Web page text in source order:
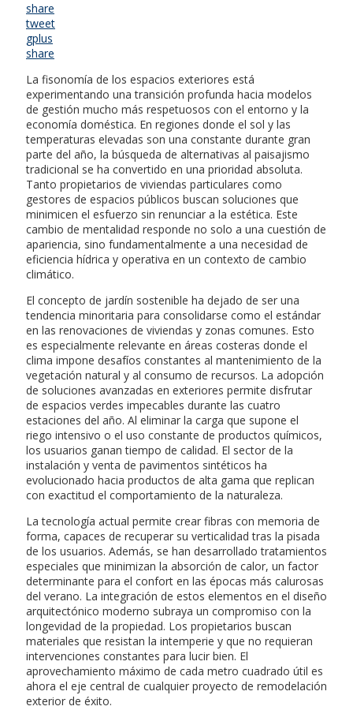
share
tweet
gplus
share
La fisonomía de los espacios exteriores está
experimentando una transición profunda hacia modelos
de gestión mucho más respetuosos con el entorno y la
economía doméstica. En regiones donde el sol y las
temperaturas elevadas son una constante durante gran
parte del año, la búsqueda de alternativas al paisajismo
tradicional se ha convertido en una prioridad absoluta.
Tanto propietarios de viviendas particulares como
gestores de espacios públicos buscan soluciones que
minimicen el esfuerzo sin renunciar a la estética. Este
cambio de mentalidad responde no solo a una cuestión de
apariencia, sino fundamentalmente a una necesidad de
eficiencia hídrica y operativa en un contexto de cambio
climático.
El concepto de jardín sostenible ha dejado de ser una
tendencia minoritaria para consolidarse como el estándar
en las renovaciones de viviendas y zonas comunes. Esto
es especialmente relevante en áreas costeras donde el
clima impone desafíos constantes al mantenimiento de la
vegetación natural y al consumo de recursos. La adopción
de soluciones avanzadas en exteriores permite disfrutar
de espacios verdes impecables durante las cuatro
estaciones del año. Al eliminar la carga que supone el
riego intensivo o el uso constante de productos químicos,
los usuarios ganan tiempo de calidad. El sector de la
instalación y venta de pavimentos sintéticos ha
evolucionado hacia productos de alta gama que replican
con exactitud el comportamiento de la naturaleza.
La tecnología actual permite crear fibras con memoria de
forma, capaces de recuperar su verticalidad tras la pisada
de los usuarios. Además, se han desarrollado tratamientos
especiales que minimizan la absorción de calor, un factor
determinante para el confort en las épocas más calurosas
del verano. La integración de estos elementos en el diseño
arquitectónico moderno subraya un compromiso con la
longevidad de la propiedad. Los propietarios buscan
materiales que resistan la intemperie y que no requieran
intervenciones constantes para lucir bien. El
aprovechamiento máximo de cada metro cuadrado útil es
ahora el eje central de cualquier proyecto de remodelación
exterior de éxito.